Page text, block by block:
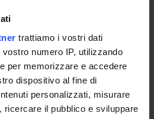
trattiamo i vostri dati
numero IP, utilizzando
per memorizzare e accedere
dispositivo al fine di
personalizzati, misurare
ricercare il pubblico e sviluppare
E FORMAZIONE